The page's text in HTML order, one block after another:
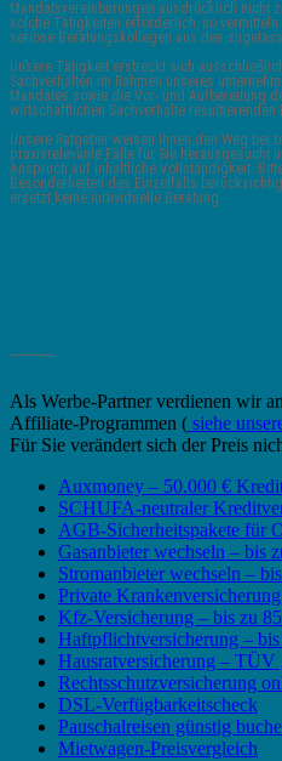
Mandatsvereinbarungen ausdrücklich nicht
solche Tätigkeiten erforderlich, so
seriöse Beratungskollegen aus den
Unsere Tätigkeit erstreckt sich
Sachverhalten im Rahmen unseres
Mandates sowie die Vor- und Aufbereitung
wirtschaftlichen Sachverhalte resultierenden
Unsere Ratgeber weisen Ihnen den Weg bei
praxisrelevante Fälle für Sie herausgesucht
Anspruch auf inhaltliche Vollständigkeit.
Besonderheiten des Einzelfalls
ersetzt keine individuelle Beratung.
Als Werbe-Partner verdienen wir
Affiliate-Programmen ( siehe
Für Sie verändert sich der Preis
Auxmoney – 50.000 €
SCHUFA-neutraler
AGB-Sicherheitspakete für
Gasanbieter wechseln – bis
Stromanbieter wechseln –
Private
Kfz-Versicherung – bis zu
Haftpflichtversicherung – bis
Hausratversicherung – TÜV
Rechtsschutzversicherung
DSL-Verfügbarkeitscheck
Pauschalreisen günstig
Mietwagen-Preisvergleich